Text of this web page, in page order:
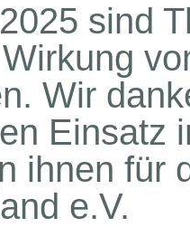
sind
Wir
Einsatz
ihnen für
e.V.